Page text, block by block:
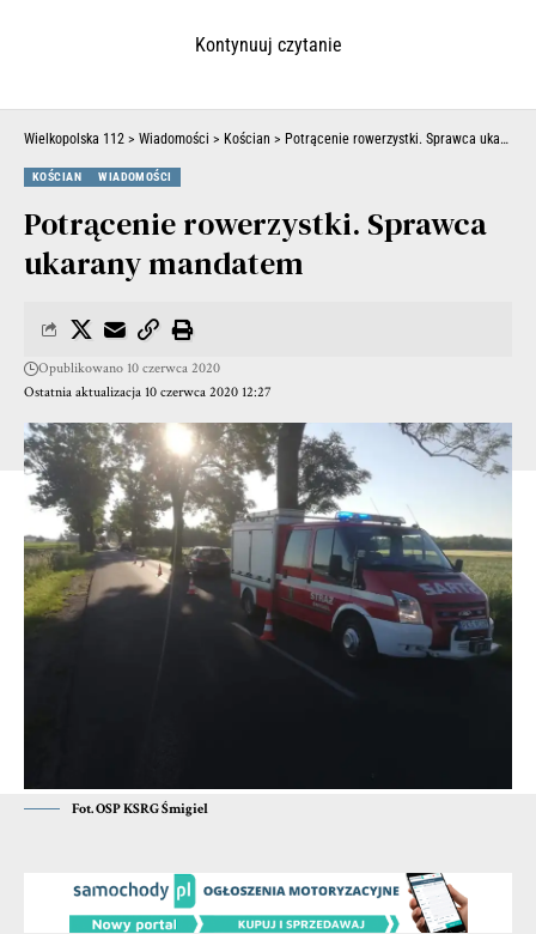
| POLECANE –Makabryczny wypadek. Zginął motocyklista,
pasażerka ma urwaną nogę i walczy o życie. Staranował ich
kierowca toyoty (ZDJĘCIA)
Mężczyzna został zatrzymany dzięki mieszkańcowi powiatu
krotoszyńskiego, który stojąc na parkingu przy ul.
Sienkiewicza w Jarocinie, zwrócił uwagę na dość niezręczne
próby zaparkowania pojazdu przez kierowcę Skody Fabia.
Kontynuuj czytanie
Wielkopolska 112 > Wiadomości > Kościan > Potrącenie rowerzystki. Sprawca ukarany mandatem
KOŚCIAN WIADOMOŚCI
Potrącenie rowerzystki. Sprawca
ukarany mandatem
Ostatnia aktualizacja 10 czerwca 2020 12:27
Opublikowano 10 czerwca 2020
Fot. OSP KSRG Śmigiel